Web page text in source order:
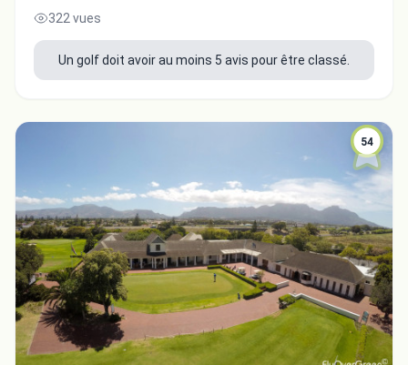
322 vues
Un golf doit avoir au moins 5 avis pour être classé.
54